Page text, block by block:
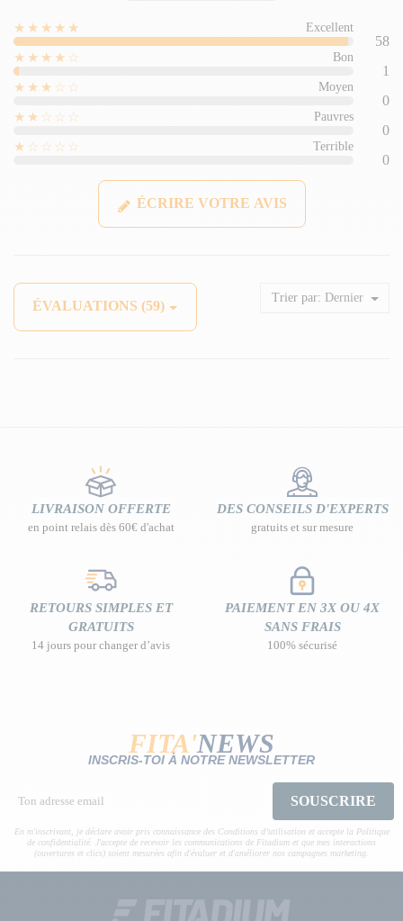
★★★★★ Excellent
58
★★★★☆
Bon
1
★★★☆☆
Moyen
0
★★☆☆☆
Pauvres
0
★☆☆☆☆
Terrible
0
ÉCRIRE VOTRE AVIS
ÉVALUATIONS (59)
Trier par: Dernier
LIVRAISON OFFERTE
en point relais dès 60€ d'achat
DES CONSEILS D'EXPERTS
gratuits et sur mesure
RETOURS SIMPLES ET
GRATUITS
14 jours pour changer d’avis
PAIEMENT EN 3X OU 4X
SANS FRAIS
100% sécurisé
FITA'NEWS
INSCRIS-TOI À NOTRE NEWSLETTER
SOUSCRIRE
En m'inscrivant, je déclare avoir pris connaissance des Conditions d’utilisation et accepte la Politique
de confidentialité. J'accepte de recevoir les communications de Fitadium et que mes interactions
(ouvertures et clics) soient mesurées afin d'évaluer et d'améliorer nos campagnes marketing.